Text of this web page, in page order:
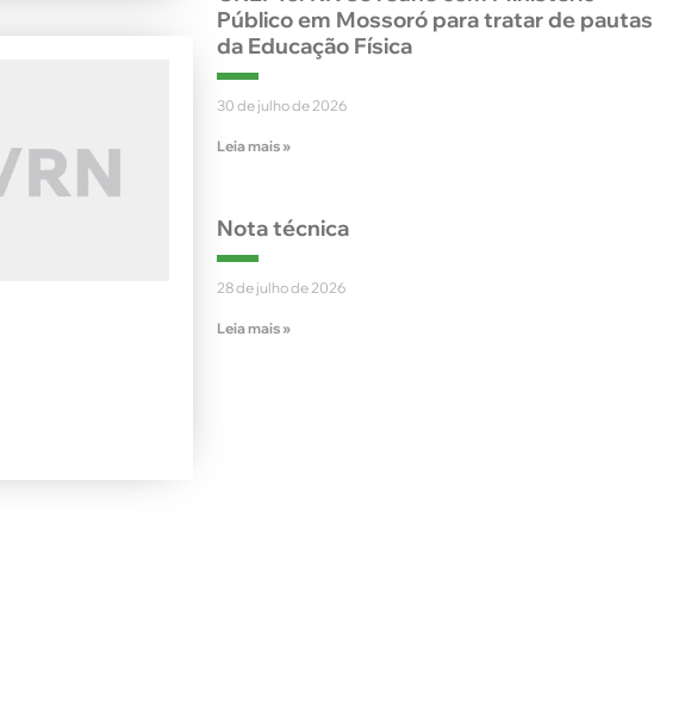
Público em Mossoró para tratar de pautas
da Educação Física
30 de julho de 2026
Leia mais »
Nota técnica
28 de julho de 2026
Leia mais »